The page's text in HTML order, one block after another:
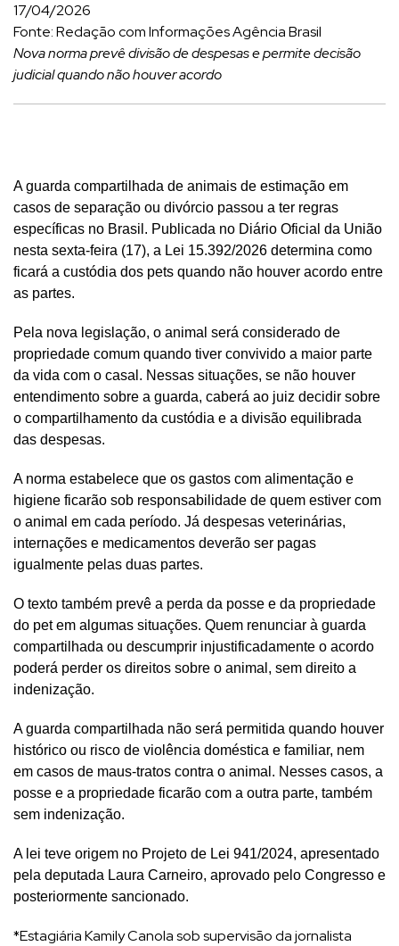
17/04/2026
Fonte: Redação com Informações Agência Brasil
Nova norma prevê divisão de despesas e permite decisão
judicial quando não houver acordo
A guarda compartilhada de animais de estimação em
casos de separação ou divórcio passou a ter regras
específicas no Brasil. Publicada no Diário Oficial da União
nesta sexta-feira (17), a Lei 15.392/2026 determina como
ficará a custódia dos pets quando não houver acordo entre
as partes.
Pela nova legislação, o animal será considerado de
propriedade comum quando tiver convivido a maior parte
da vida com o casal. Nessas situações, se não houver
entendimento sobre a guarda, caberá ao juiz decidir sobre
o compartilhamento da custódia e a divisão equilibrada
das despesas.
A norma estabelece que os gastos com alimentação e
higiene ficarão sob responsabilidade de quem estiver com
o animal em cada período. Já despesas veterinárias,
internações e medicamentos deverão ser pagas
igualmente pelas duas partes.
O texto também prevê a perda da posse e da propriedade
do pet em algumas situações. Quem renunciar à guarda
compartilhada ou descumprir injustificadamente o acordo
poderá perder os direitos sobre o animal, sem direito a
indenização.
A guarda compartilhada não será permitida quando houver
histórico ou risco de violência doméstica e familiar, nem
em casos de maus-tratos contra o animal. Nesses casos, a
posse e a propriedade ficarão com a outra parte, também
sem indenização.
A lei teve origem no Projeto de Lei 941/2024, apresentado
pela deputada Laura Carneiro, aprovado pelo Congresso e
posteriormente sancionado.
*Estagiária Kamily Canola sob supervisão da jornalista